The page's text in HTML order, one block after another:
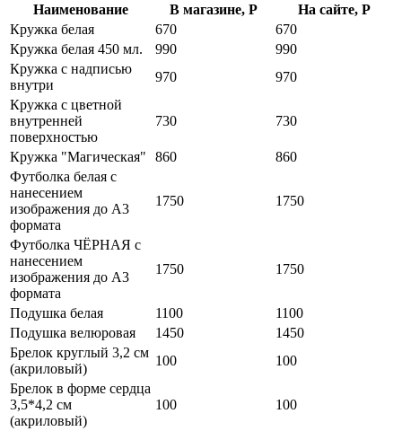
Наименование В магазине, Р
На сайте, Р
Кружка белая
670
670
Кружка белая 450 мл.
990
990
Кружка с надписью
внутри
970
970
Кружка с цветной
внутренней
поверхностью
730 730
Кружка "Магическая" 860
860
Футболка белая с
нанесением
изображения до А3
формата
1750 1750
Футболка ЧЁРНАЯ с
нанесением
изображения до А3
формата
1750 1750
Подушка белая 1100
1100
Подушка велюровая
1450
1450
Брелок круглый 3,2 см
(акриловый)
100
100
Брелок в форме сердца
3,5*4,2 см
(акриловый)
100 100